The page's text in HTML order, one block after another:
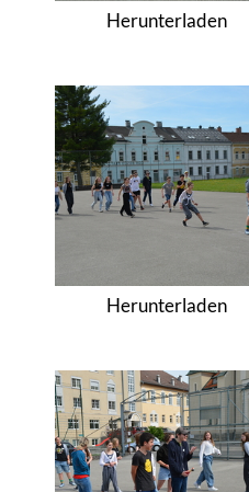
Herunterladen
Herunterladen